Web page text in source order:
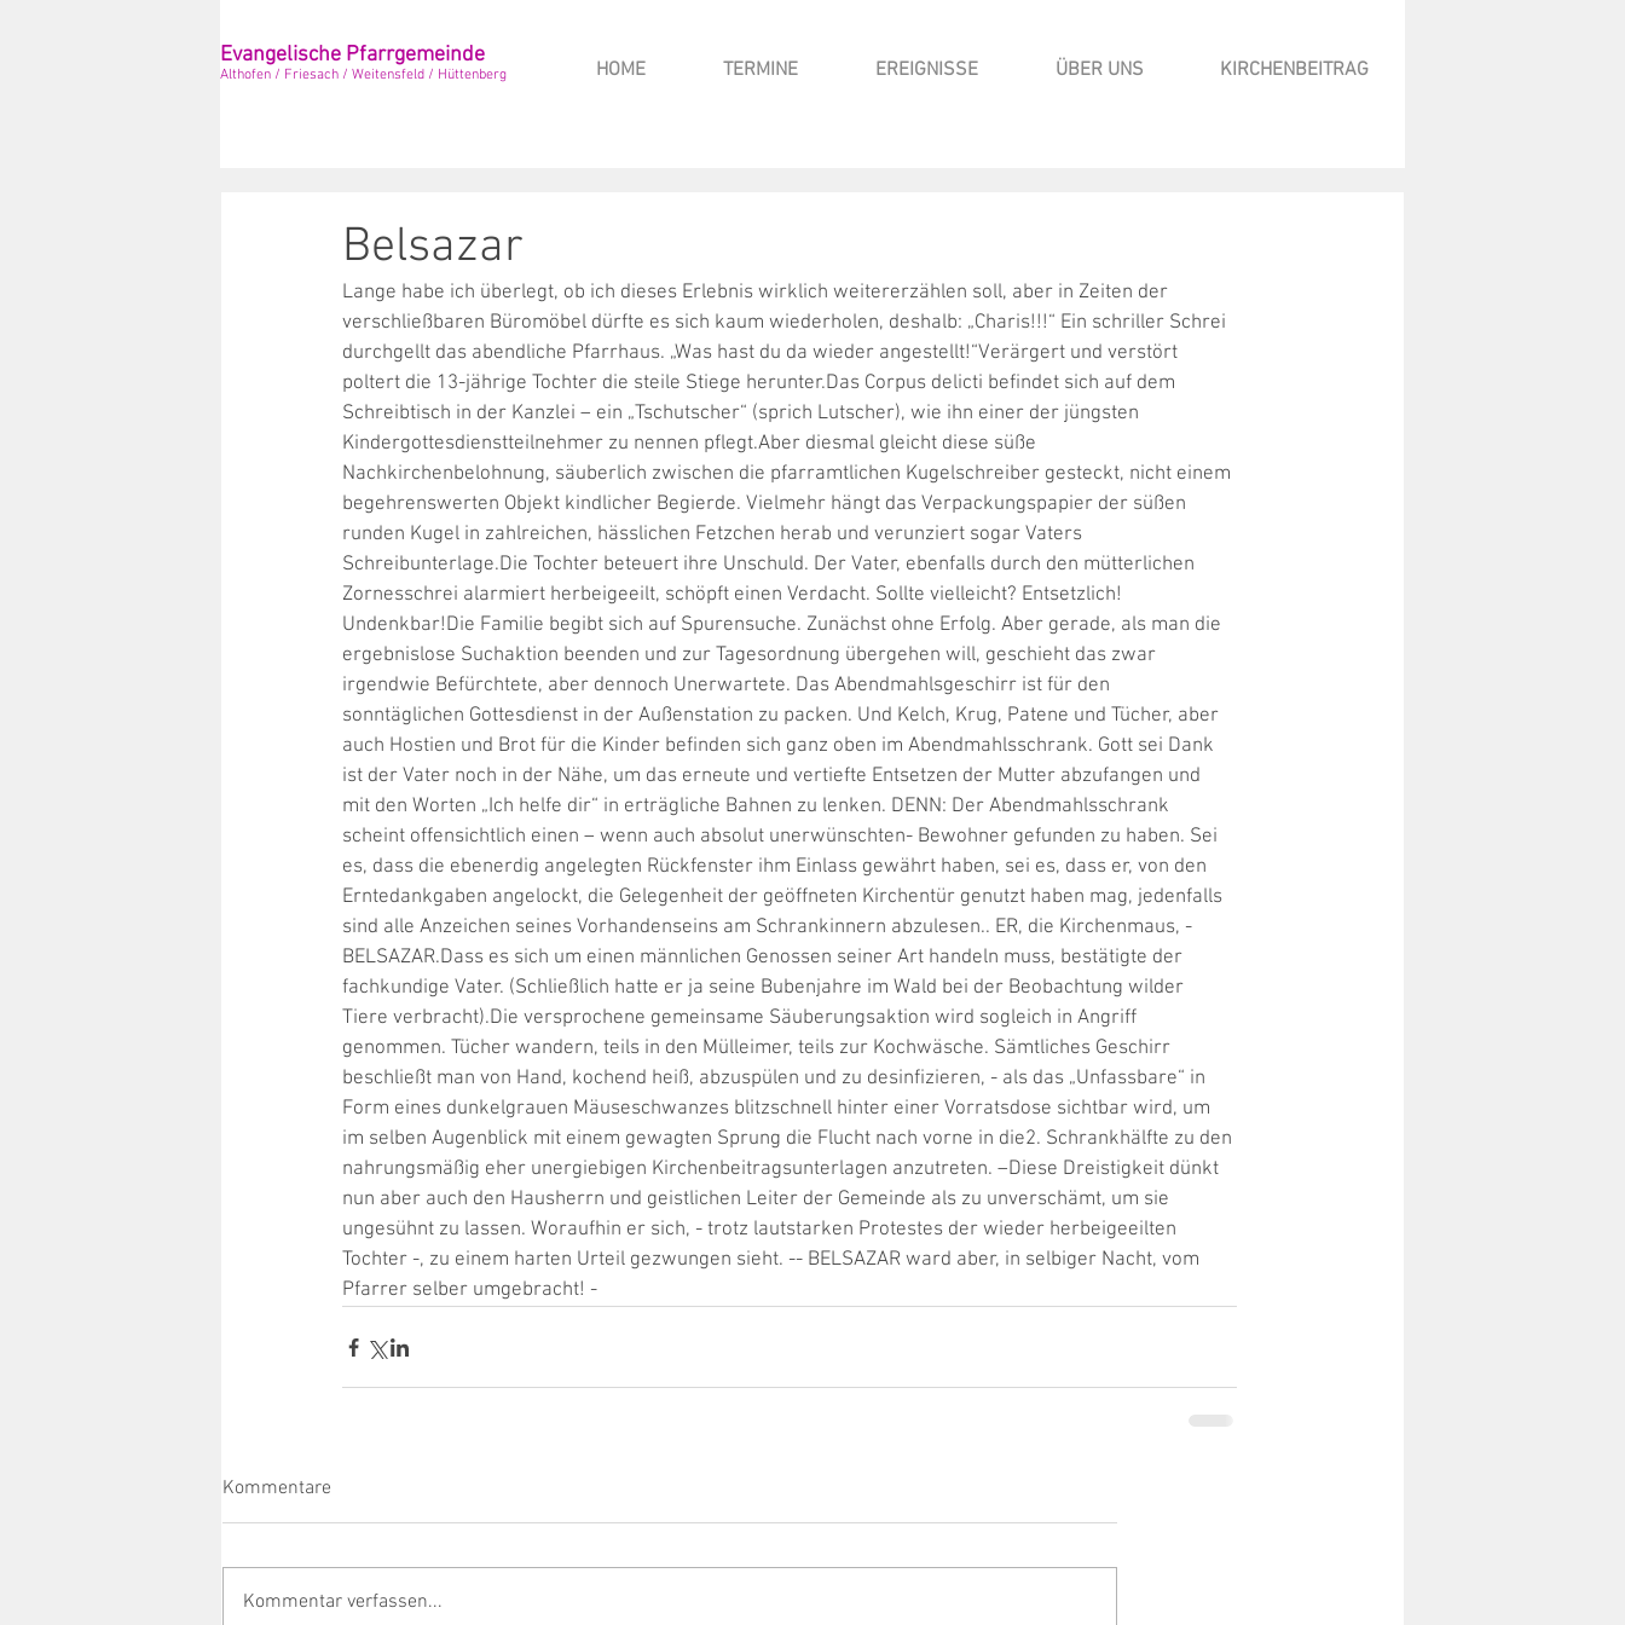
Evangelische Pfarrgemeinde
Althofen / Friesach / Weitensfeld / Hüttenberg HOME TERMINE EREIGNISSE ÜBER UNS KIRCHENBEITRAG
Belsazar
Lange habe ich überlegt, ob ich dieses Erlebnis wirklich weitererzählen soll, aber in Zeiten der
verschließbaren Büromöbel dürfte es sich kaum wiederholen, deshalb: „Charis!!!“ Ein schriller Schrei
durchgellt das abendliche Pfarrhaus. „Was hast du da wieder angestellt!“Verärgert und verstört
poltert die 13-jährige Tochter die steile Stiege herunter.Das Corpus delicti befindet sich auf dem
Schreibtisch in der Kanzlei – ein „Tschutscher“ (sprich Lutscher), wie ihn einer der jüngsten
Kindergottesdienstteilnehmer zu nennen pflegt.Aber diesmal gleicht diese süße
Nachkirchenbelohnung, säuberlich zwischen die pfarramtlichen Kugelschreiber gesteckt, nicht einem
begehrenswerten Objekt kindlicher Begierde. Vielmehr hängt das Verpackungspapier der süßen
runden Kugel in zahlreichen, hässlichen Fetzchen herab und verunziert sogar Vaters
Schreibunterlage.Die Tochter beteuert ihre Unschuld. Der Vater, ebenfalls durch den mütterlichen
Zornesschrei alarmiert herbeigeeilt, schöpft einen Verdacht. Sollte vielleicht? Entsetzlich!
Undenkbar!Die Familie begibt sich auf Spurensuche. Zunächst ohne Erfolg. Aber gerade, als man die
ergebnislose Suchaktion beenden und zur Tagesordnung übergehen will, geschieht das zwar
irgendwie Befürchtete, aber dennoch Unerwartete. Das Abendmahlsgeschirr ist für den
sonntäglichen Gottesdienst in der Außenstation zu packen. Und Kelch, Krug, Patene und Tücher, aber
auch Hostien und Brot für die Kinder befinden sich ganz oben im Abendmahlsschrank. Gott sei Dank
ist der Vater noch in der Nähe, um das erneute und vertiefte Entsetzen der Mutter abzufangen und
mit den Worten „Ich helfe dir“ in erträgliche Bahnen zu lenken. DENN: Der Abendmahlsschrank
scheint offensichtlich einen – wenn auch absolut unerwünschten- Bewohner gefunden zu haben. Sei
es, dass die ebenerdig angelegten Rückfenster ihm Einlass gewährt haben, sei es, dass er, von den
Erntedankgaben angelockt, die Gelegenheit der geöffneten Kirchentür genutzt haben mag, jedenfalls
sind alle Anzeichen seines Vorhandenseins am Schrankinnern abzulesen.. ER, die Kirchenmaus, -
BELSAZAR.Dass es sich um einen männlichen Genossen seiner Art handeln muss, bestätigte der
fachkundige Vater. (Schließlich hatte er ja seine Bubenjahre im Wald bei der Beobachtung wilder
Tiere verbracht).Die versprochene gemeinsame Säuberungsaktion wird sogleich in Angriff
genommen. Tücher wandern, teils in den Mülleimer, teils zur Kochwäsche. Sämtliches Geschirr
beschließt man von Hand, kochend heiß, abzuspülen und zu desinfizieren, - als das „Unfassbare“ in
Form eines dunkelgrauen Mäuseschwanzes blitzschnell hinter einer Vorratsdose sichtbar wird, um
im selben Augenblick mit einem gewagten Sprung die Flucht nach vorne in die2. Schrankhälfte zu den
nahrungsmäßig eher unergiebigen Kirchenbeitragsunterlagen anzutreten. –Diese Dreistigkeit dünkt
nun aber auch den Hausherrn und geistlichen Leiter der Gemeinde als zu unverschämt, um sie
ungesühnt zu lassen. Woraufhin er sich, - trotz lautstarken Protestes der wieder herbeigeeilten
Tochter -, zu einem harten Urteil gezwungen sieht. -- BELSAZAR ward aber, in selbiger Nacht, vom
Pfarrer selber umgebracht! -
Kommentare
Kommentar verfassen...